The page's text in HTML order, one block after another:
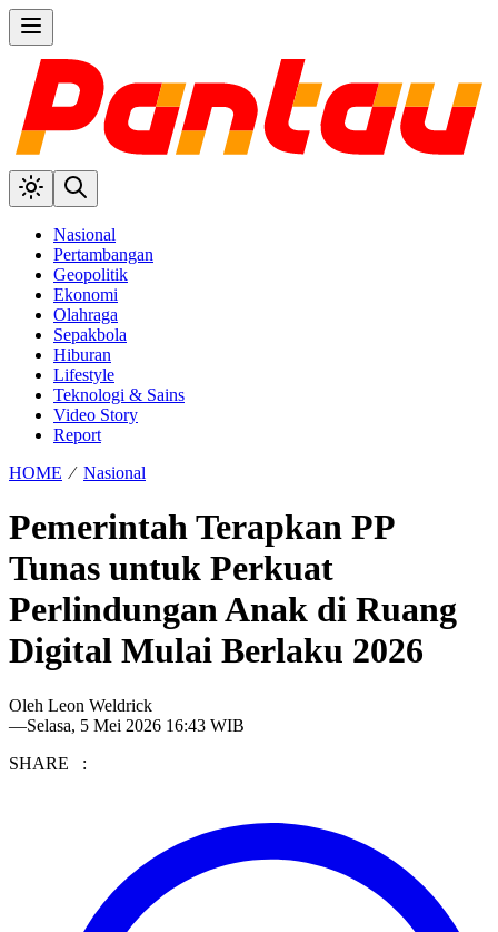
Nasional
Pertambangan
Geopolitik
Ekonomi
Olahraga
Sepakbola
Hiburan
Lifestyle
Teknologi & Sains
Video Story
Report
HOME ⁄ Nasional
Pemerintah Terapkan PP
Tunas untuk Perkuat
Perlindungan Anak di Ruang
Digital Mulai Berlaku 2026
Oleh Leon Weldrick
—Selasa, 5 Mei 2026 16:43 WIB
SHARE :